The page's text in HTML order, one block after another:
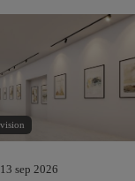
sep 2026